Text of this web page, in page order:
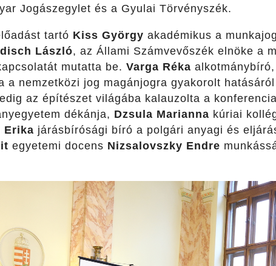
Jogászegylet és a Gyulai Törvényszék.
tartó Kiss György akadémikus a
László, az Állami Számvevőszék elnöke a
mutatta be. Varga Réka
a nemzetközi jog magánjogra gyakorolt
az építészet világába kalauzolta a
dékánja, Dzsula Marianna kúriai
Erika járásbírósági bíró a polgári anyagi és
egyetemi docens Nizsalovszky Endre